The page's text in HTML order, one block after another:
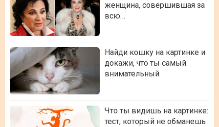
женщина, совершившая за
всю…
Найди кошку на картинке и
докажи, что ты самый
внимательный
Что ты видишь на картинке:
тест, который не обманешь